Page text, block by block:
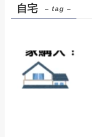
自宅 – tag –